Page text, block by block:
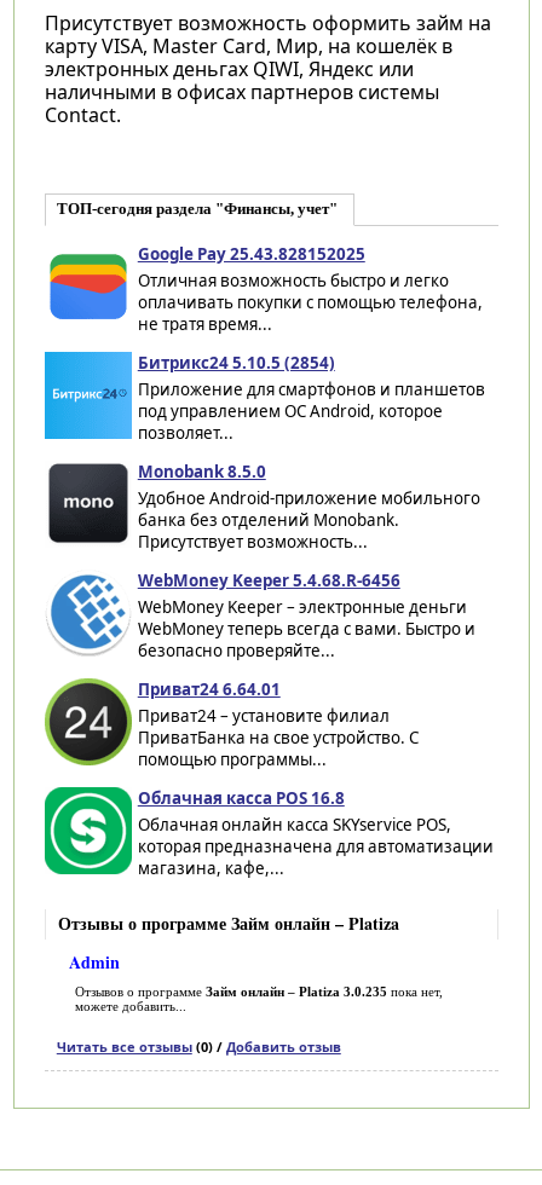
Присутствует возможность оформить займ на
карту VISA, Master Card, Мир, на кошелёк в
электронных деньгах QIWI, Яндекс или
наличными в офисах партнеров системы
Contact.
ТОП-сегодня раздела "Финансы, учет"
Google Pay 25.43.828152025
Отличная возможность быстро и легко
оплачивать покупки с помощью телефона,
не тратя время...
Битрикс24 5.10.5 (2854)
Приложение для смартфонов и планшетов
под управлением ОС Android, которое
позволяет...
Monobank 8.5.0
Удобное Android-приложение мобильного
банка без отделений Monobank.
Присутствует возможность...
WebMoney Keeper 5.4.68.R-6456
WebMoney Keeper – электронные деньги
WebMoney теперь всегда с вами. Быстро и
безопасно проверяйте...
Приват24 6.64.01
Приват24 – установите филиал
ПриватБанка на свое устройство. С
помощью программы...
Облачная касса POS 16.8
Облачная онлайн касса SKYservice POS,
которая предназначена для автоматизации
магазина, кафе,...
Отзывы о программе Займ онлайн – Platiza
Admin
Отзывов о программе Займ онлайн – Platiza 3.0.235 пока нет,
можете добавить...
Читать все отзывы(0) / Добавить отзыв